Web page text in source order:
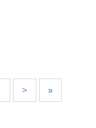
> »